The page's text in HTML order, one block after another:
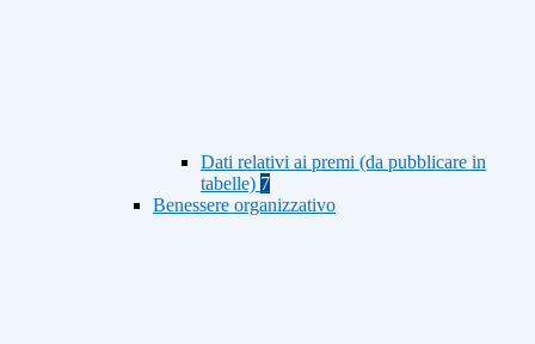
Dati relativi ai premi (da pubblicare in
tabelle) 7
Benessere organizzativo